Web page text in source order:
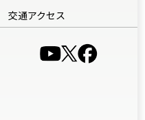
交通アクセス
（別ウインドウ
（別ウインド
（別ウイ